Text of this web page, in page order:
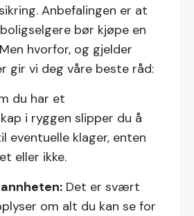
Anbefalingen er at
bør kjøpe en
hvorfor, og gjelder
gir vi deg våre beste råd:
du har et
i ryggen slipper du å
eventuelle klager, enten
eller ikke.
Det er svært
om alt du kan se for